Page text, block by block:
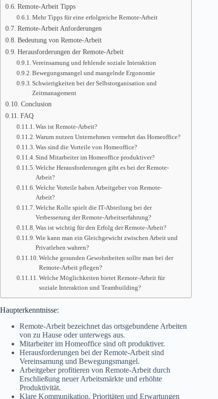
Remote-Arbeit Tipps
Mehr Tipps für eine erfolgreiche Remote-Arbeit
Remote-Arbeit Anforderungen
Bedeutung von Remote-Arbeit
Herausforderungen der Remote-Arbeit
Vereinsamung und fehlende soziale Interaktion
Bewegungsmangel und mangelnde Ergonomie
Schwierigkeiten bei der Selbstorganisation und
Zeitmanagement
Conclusion
FAQ
Was ist Remote-Arbeit?
Warum nutzen Unternehmen vermehrt das Homeoffice?
Was sind die Vorteile von Homeoffice?
Sind Mitarbeiter im Homeoffice produktiver?
Welche Herausforderungen gibt es bei der Remote-
Arbeit?
Welche Vorteile haben Arbeitgeber von Remote-
Arbeit?
Welche Rolle spielt die IT-Abteilung bei der
Verbesserung der Remote-Arbeitserfahrung?
Was ist wichtig für den Erfolg der Remote-Arbeit?
Wie kann man ein Gleichgewicht zwischen Arbeit und
Privatleben wahren?
Welche gesunden Gewohnheiten sollte man bei der
Remote-Arbeit pflegen?
Welche Möglichkeiten bietet Remote-Arbeit für
soziale Interaktion und Teambuilding?
Haupterkenntnisse:
Remote-Arbeit bezeichnet das ortsgebundene Arbeiten
von zu Hause oder unterwegs aus.
Mitarbeiter im Homeoffice sind oft produktiver.
Herausforderungen bei der Remote-Arbeit sind
Vereinsamung und Bewegungsmangel.
Arbeitgeber profitieren von Remote-Arbeit durch
Erschließung neuer Arbeitsmärkte und erhöhte
Produktivität.
Klare Kommunikation, Prioritäten und Erwartungen